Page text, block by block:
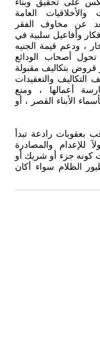
على تحقيق وبناء
العامة
عن مخاوف الفقر
وأفاعيل سلبية في
، ودعم قيمة الجنيه
أصحاب الودائع
قروض بتكاليف مقبولة
التكاليف والتعقيدات
أعمالها ، ومنع
الأبناء القصر ، أو
بعقوبات رادعة تبدأ
للإعدام والمصادرة
كونه جزء أو شريك أو
الظلام سواء أكان